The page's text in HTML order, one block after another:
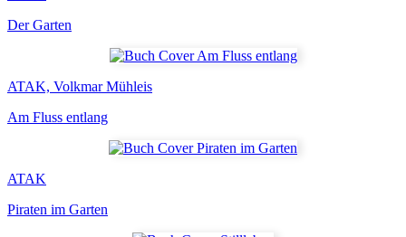
Der Garten
ATAK, Volkmar Mühleis
Am Fluss entlang
ATAK
Piraten im Garten